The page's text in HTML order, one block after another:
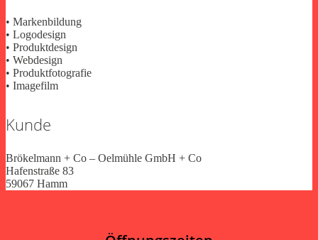
• Markenbildung
• Logodesign
• Produktdesign
• Webdesign
• Produktfotografie
• Imagefilm
Kunde
Brökelmann + Co – Oelmühle GmbH + Co
Hafenstraße 83
59067 Hamm